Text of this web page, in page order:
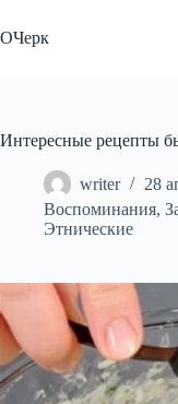
к
сути
ОЧерк
Интересные рецепты
writer
28
Воспоминания,
Этнические